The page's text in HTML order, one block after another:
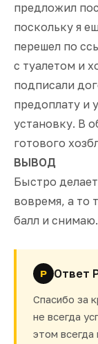
предложил
поскольку я
перешел по
с туалетом и
подписали
предоплату и
установку. В
готового
ВЫВОД
Быстро
вовремя, а то
балл и
P Ответ
Спасибо за
не всегда
этом